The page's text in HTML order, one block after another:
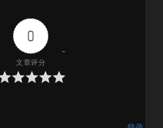
0
文章评分